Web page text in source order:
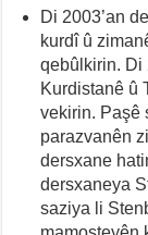
Di 2003’an
kurdî û
qebûlkirin. Di
Kurdistanê û
vekirin. Paşê
parazvanên
dersxane
dersxaneya
saziya li